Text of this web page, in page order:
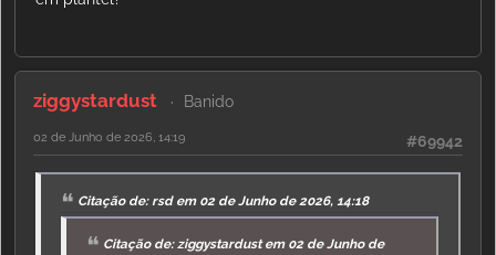
ziggystardust Banido
#69942
02 de Junho de 2026, 14:19
Citação de: rsd em 02 de Junho de 2026, 14:18
Citação de: ziggystardust em 02 de Junho de